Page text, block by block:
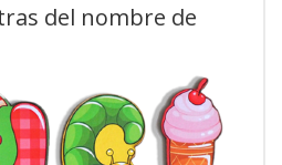
del nombre de